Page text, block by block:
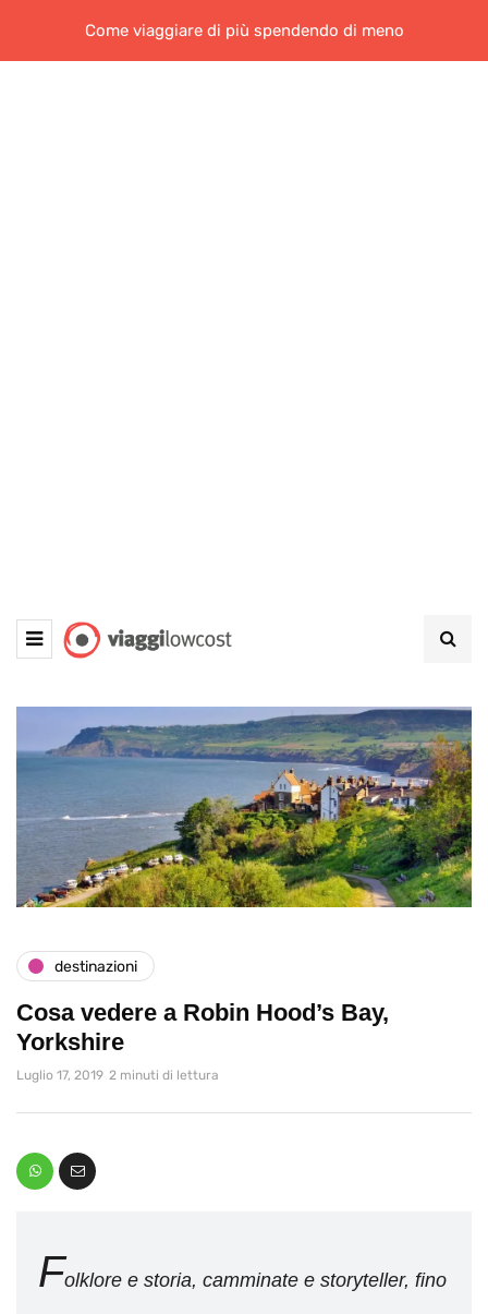
Come viaggiare di più spendendo di meno
destinazioni
Cosa vedere a Robin Hood’s Bay,
Yorkshire
Luglio 17, 2019 2 minuti di lettura
Folklore e storia, camminate e storyteller, fino